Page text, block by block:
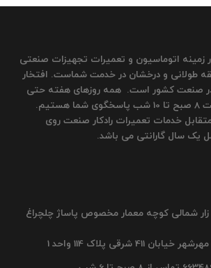
زمینه اتوماسیون و تعمیرات تجهیزات صنعتی
طولانی و درخشان در خدمت شماست. افتخار
در صنعت کشور است. همه روزهای هفته حتی
روزهای تعطیل از ساعت 8 صبح تا 10 شب پاسخگوی شما هستیم.
خدمات تعمیرات رادکار صنعت روی
یک سال گارانتی می باشد.
زار شمالی کوچه معمار مخصوص پاساژ چلچراغ